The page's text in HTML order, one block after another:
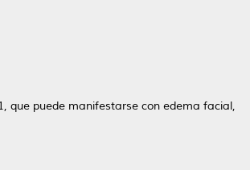
que puede manifestarse con edema facial,